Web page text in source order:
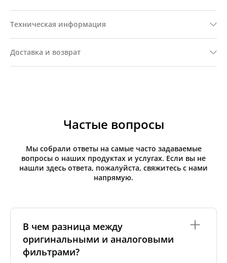
Техническая информация
Доставка и возврат
Частые вопросы
Мы собрали ответы на самые часто задаваемые
вопросы о наших продуктах и услугах. Если вы не
нашли здесь ответа, пожалуйста, свяжитесь с нами
напрямую.
В чем разница между
оригинальными и аналоговыми
фильтрами?